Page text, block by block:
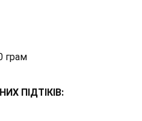
грам
ПІДТІКІВ: